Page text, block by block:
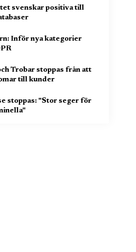
svenskar positiva till
Inför nya kategorier
Trobar stoppas från att
till kunder
stoppas: "Stor seger för